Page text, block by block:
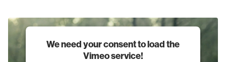
We need your consent to load the
Vimeo service!